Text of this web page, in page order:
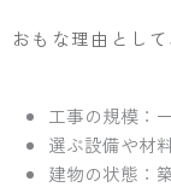
おもな理由とし
工事の規模：
選ぶ設備や材
建物の状態：